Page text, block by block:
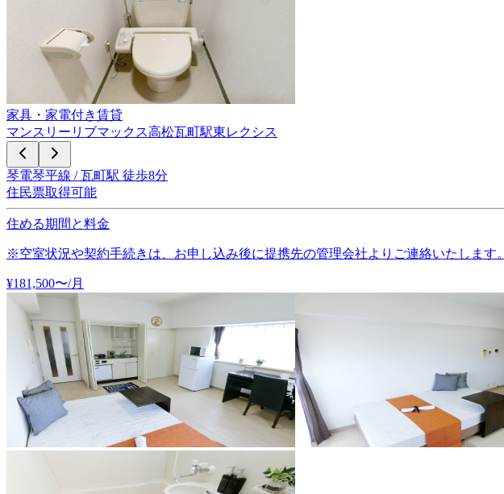
家具・家電付き賃貸
マンスリーリブマックス高松瓦町駅東レクシス
琴電琴平線 / 瓦町駅 徒歩8分
住民票取得可能
住める期間と料金
※空室状況や契約手続きは、お申し込み後に提携先の管理会社よりご連絡いたします。
¥181,500〜/月